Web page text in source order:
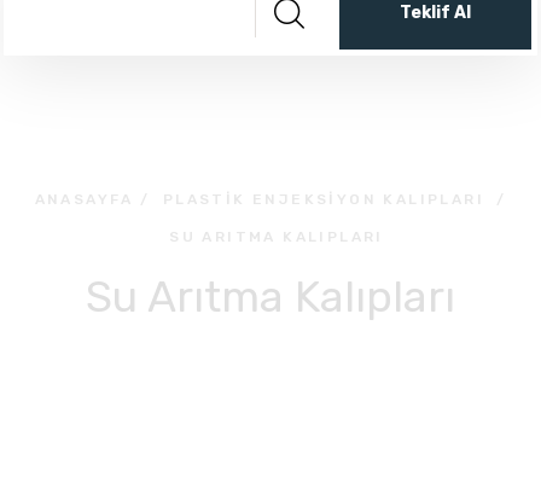
Teklif Al
ANASAYFA / PLASTIK ENJEKSIYON KALIPLARI /
SU ARITMA KALIPLARI
Su Arıtma Kalıpları